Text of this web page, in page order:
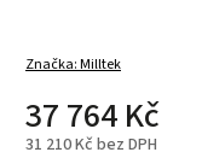
Značka:Milltek
37 764 Kč
31 210 Kč bez DPH